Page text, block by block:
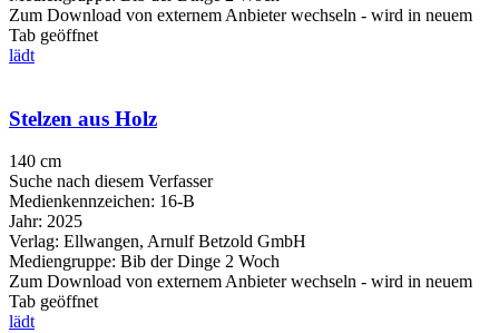
Zum Download von externem Anbieter wechseln - wird in neuem
Tab geöffnet
lädt
Stelzen aus Holz
140 cm
Suche nach diesem Verfasser
Medienkennzeichen: 16-B
Jahr: 2025
Verlag: Ellwangen, Arnulf Betzold GmbH
Mediengruppe: Bib der Dinge 2 Woch
Zum Download von externem Anbieter wechseln - wird in neuem
Tab geöffnet
lädt